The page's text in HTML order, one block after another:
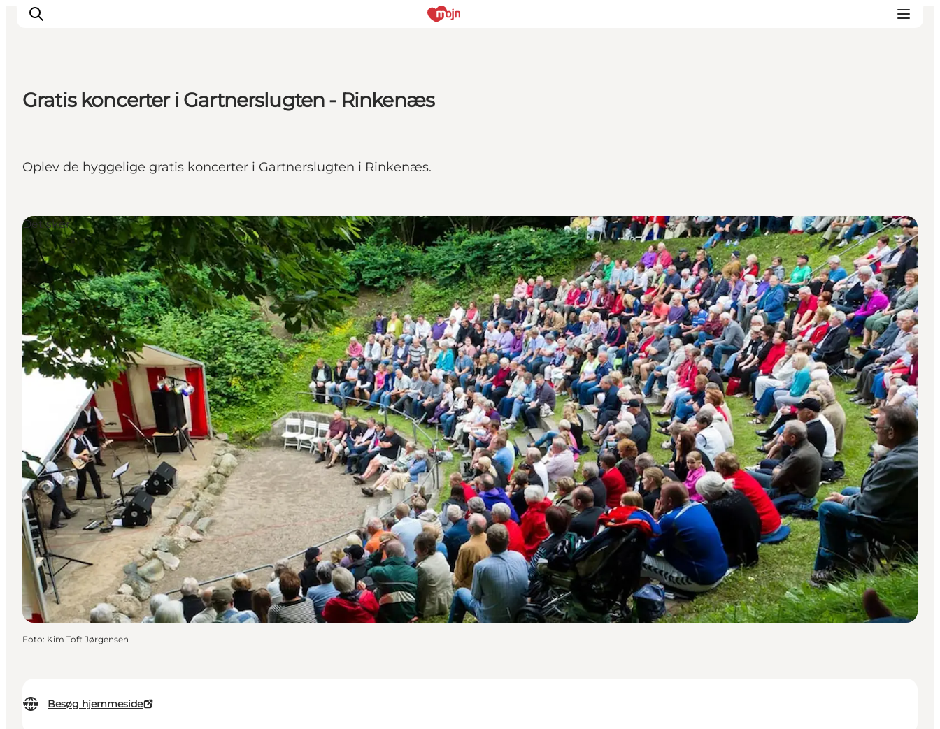
Det sker
Overnatning
Booking
Gratis koncerter i Gartnerslugten - Rinkenæs
Oplev de hyggelige gratis koncerter i Gartnerslugten i Rinkenæs.
Besøg hjemmeside
Det sker
Foto: Kim Toft Jørgensen